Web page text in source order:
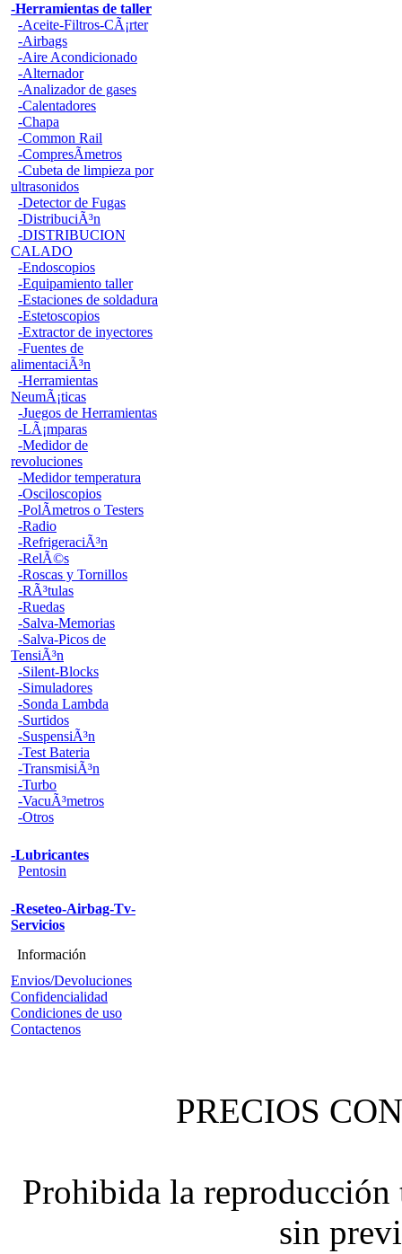
-Herramientas de taller
-Aceite-Filtros-CÃ¡rter
-Airbags
-Aire Acondicionado
-Alternador
-Analizador de gases
-Calentadores
-Chapa
-Common Rail
-CompresÃ­metros
-Cubeta de limpieza por
ultrasonidos
-Detector de Fugas
-DistribuciÃ³n
-DISTRIBUCION
CALADO
-Endoscopios
-Equipamiento taller
-Estaciones de soldadura
-Estetoscopios
-Extractor de inyectores
-Fuentes de
alimentaciÃ³n
-Herramientas
NeumÃ¡ticas
-Juegos de Herramientas
-LÃ¡mparas
-Medidor de
revoluciones
-Medidor temperatura
-Osciloscopios
-PolÃ­metros o Testers
-Radio
-RefrigeraciÃ³n
-RelÃ©s
-Roscas y Tornillos
-RÃ³tulas
-Ruedas
-Salva-Memorias
-Salva-Picos de
TensiÃ³n
-Silent-Blocks
-Simuladores
-Sonda Lambda
-Surtidos
-SuspensiÃ³n
-Test Bateria
-TransmisiÃ³n
-Turbo
-VacuÃ³metros
-Otros
-Lubricantes
Pentosin
-Reseteo-Airbag-Tv-
Servicios
Información
Envios/Devoluciones
Confidencialidad
Condiciones de uso
Contactenos
PRECIOS
Prohibida la
sin